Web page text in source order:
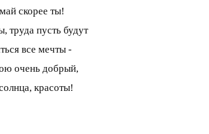
скорее ты!
труда пусть будут
все мечты -
очень добрый,
красоты!